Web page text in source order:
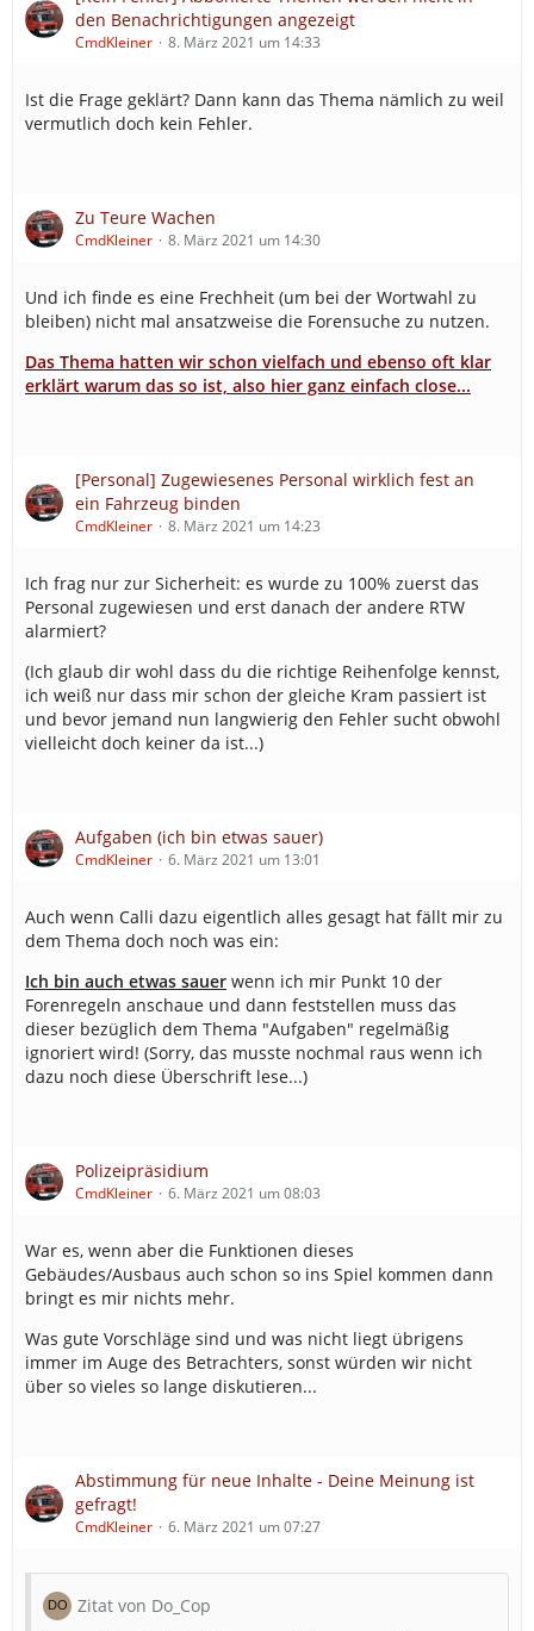
den Benachrichtigungen angezeigt
CmdKleiner 8. März 2021 um 14:33
Ist die Frage geklärt? Dann kann das Thema nämlich zu weil
vermutlich doch kein Fehler.
Zu Teure Wachen
CmdKleiner 8. März 2021 um 14:30
Und ich finde es eine Frechheit (um bei der Wortwahl zu
bleiben) nicht mal ansatzweise die Forensuche zu nutzen.
Das Thema hatten wir schon vielfach und ebenso oft klar
erklärt warum das so ist, also hier ganz einfach close...
[Personal] Zugewiesenes Personal wirklich fest an
ein Fahrzeug binden
CmdKleiner 8. März 2021 um 14:23
Ich frag nur zur Sicherheit: es wurde zu 100% zuerst das
Personal zugewiesen und erst danach der andere RTW
alarmiert?
(Ich glaub dir wohl dass du die richtige Reihenfolge kennst,
ich weiß nur dass mir schon der gleiche Kram passiert ist
und bevor jemand nun langwierig den Fehler sucht obwohl
vielleicht doch keiner da ist...)
Aufgaben (ich bin etwas sauer)
CmdKleiner 6. März 2021 um 13:01
Auch wenn Calli dazu eigentlich alles gesagt hat fällt mir zu
dem Thema doch noch was ein:
Ich bin auch etwas sauer wenn ich mir Punkt 10 der
Forenregeln anschaue und dann feststellen muss das
dieser bezüglich dem Thema "Aufgaben" regelmäßig
ignoriert wird! (Sorry, das musste nochmal raus wenn ich
dazu noch diese Überschrift lese...)
Polizeipräsidium
CmdKleiner 6. März 2021 um 08:03
War es, wenn aber die Funktionen dieses
Gebäudes/Ausbaus auch schon so ins Spiel kommen dann
bringt es mir nichts mehr.
Was gute Vorschläge sind und was nicht liegt übrigens
immer im Auge des Betrachters, sonst würden wir nicht
über so vieles so lange diskutieren...
Abstimmung für neue Inhalte - Deine Meinung ist
gefragt!
CmdKleiner 6. März 2021 um 07:27
Zitat von Do_Cop